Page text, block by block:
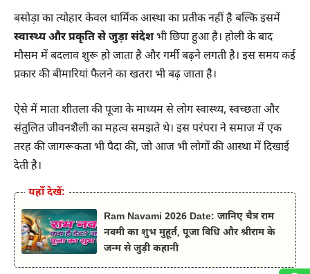
बसोड़ा का त्योहार केवल धार्मिक आस्था का प्रतीक नहीं है बल्कि इसमें
स्वास्थ्य और प्रकृति से जुड़ा संदेशभी छिपा हुआ है। होली के बाद
मौसम में बदलाव शुरू हो जाता है और गर्मी बढ़ने लगती है। इस समय कई
प्रकार की बीमारियां फैलने का खतरा भी बढ़ जाता है।
ऐसे में माता शीतला की पूजा के माध्यम से लोग स्वास्थ्य, स्वच्छता और
संतुलित जीवनशैली का महत्व समझते थे। इस परंपरा ने समाज में एक
तरह की जागरूकता भी पैदा की, जो आज भी लोगों की आस्था में दिखाई
देती है।
यहाँ देखें:
Ram Navami 2026 Date: जानिए चैत्र राम
नवमी का शुभ मुहूर्त, पूजा विधि और श्रीराम के
जन्म से जुड़ी कहानी